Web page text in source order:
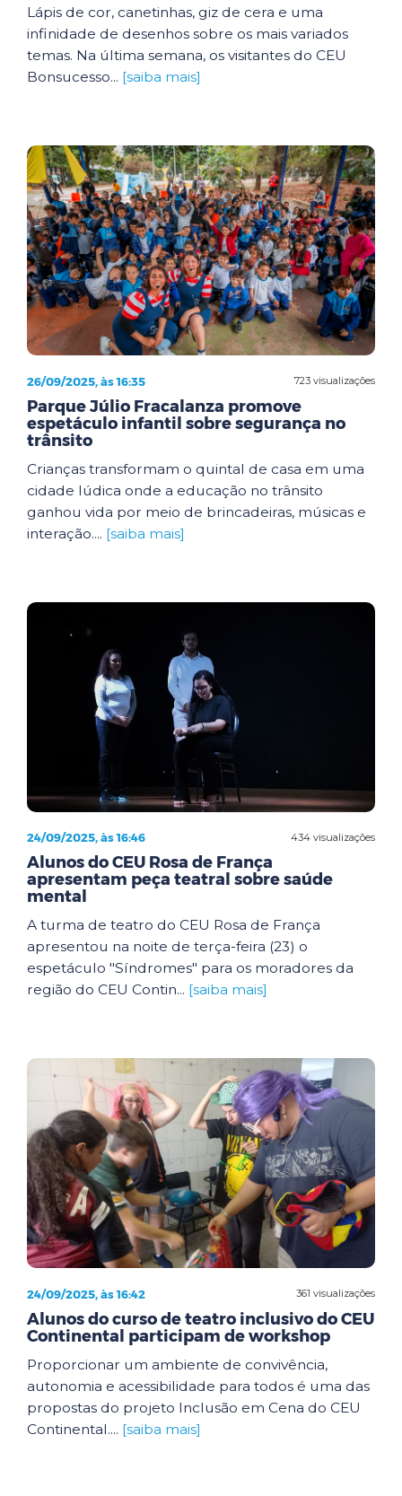
Lápis de cor, canetinhas, giz de cera e uma
infinidade de desenhos sobre os mais variados
temas. Na última semana, os visitantes do CEU
Bonsucesso... [saiba mais]
723 visualizações
26/09/2025, às 16:35
Parque Júlio Fracalanza promove
espetáculo infantil sobre segurança no
trânsito
Crianças transformam o quintal de casa em uma
cidade lúdica onde a educação no trânsito
ganhou vida por meio de brincadeiras, músicas e
interação.... [saiba mais]
434 visualizações
24/09/2025, às 16:46
Alunos do CEU Rosa de França
apresentam peça teatral sobre saúde
mental
A turma de teatro do CEU Rosa de França
apresentou na noite de terça-feira (23) o
espetáculo "Síndromes" para os moradores da
região do CEU Contin... [saiba mais]
361 visualizações
24/09/2025, às 16:42
Alunos do curso de teatro inclusivo do CEU
Continental participam de workshop
Proporcionar um ambiente de convivência,
autonomia e acessibilidade para todos é uma das
propostas do projeto Inclusão em Cena do CEU
Continental.... [saiba mais]